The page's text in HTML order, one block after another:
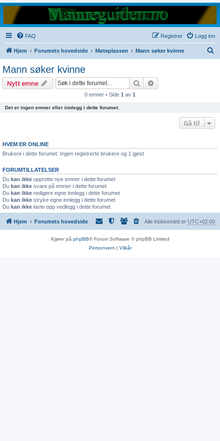
FAQ Logg inn
Registrer
Hjem Forumets hovedside Møteplassen Mann søker kvinne
Mann søker kvinne
Nytt emne Søk
0 emner • Side 1 av 1
Det er ingen emner eller innlegg i dette forumet.
Gå til
HVEM ER ONLINE
Brukere i dette forumet: Ingen registrerte brukere og 1 gjest
FORUMTILLATELSER
Du kan ikke opprette nye emner i dette forumet
Du kan ikke svare på emner i dette forumet
Du kan ikke redigere egne innlegg i dette forumet
Du kan ikke stryke egne innlegg i dette forumet
Du kan ikke laste opp vedlegg i dette forumet
Hjem Forumets hovedside Alle klokkeslett er UTC+02:00
Kjører på phpBB® Forum Software © phpBB Limited
Personvern | Vilkår